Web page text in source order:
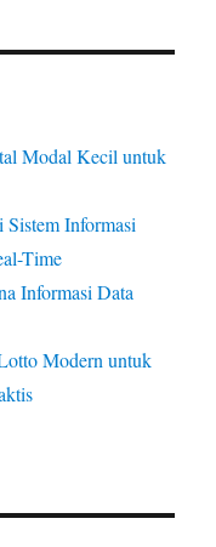
Modal Kecil untuk
Informasi
Time
Informasi Data
Modern untuk